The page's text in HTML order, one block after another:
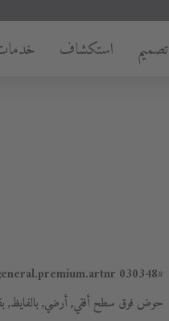
تصميم استكشاف
#general.premium.artnr
030348
حوض فوق سطح أفقي, أرضي, بالفايظ,